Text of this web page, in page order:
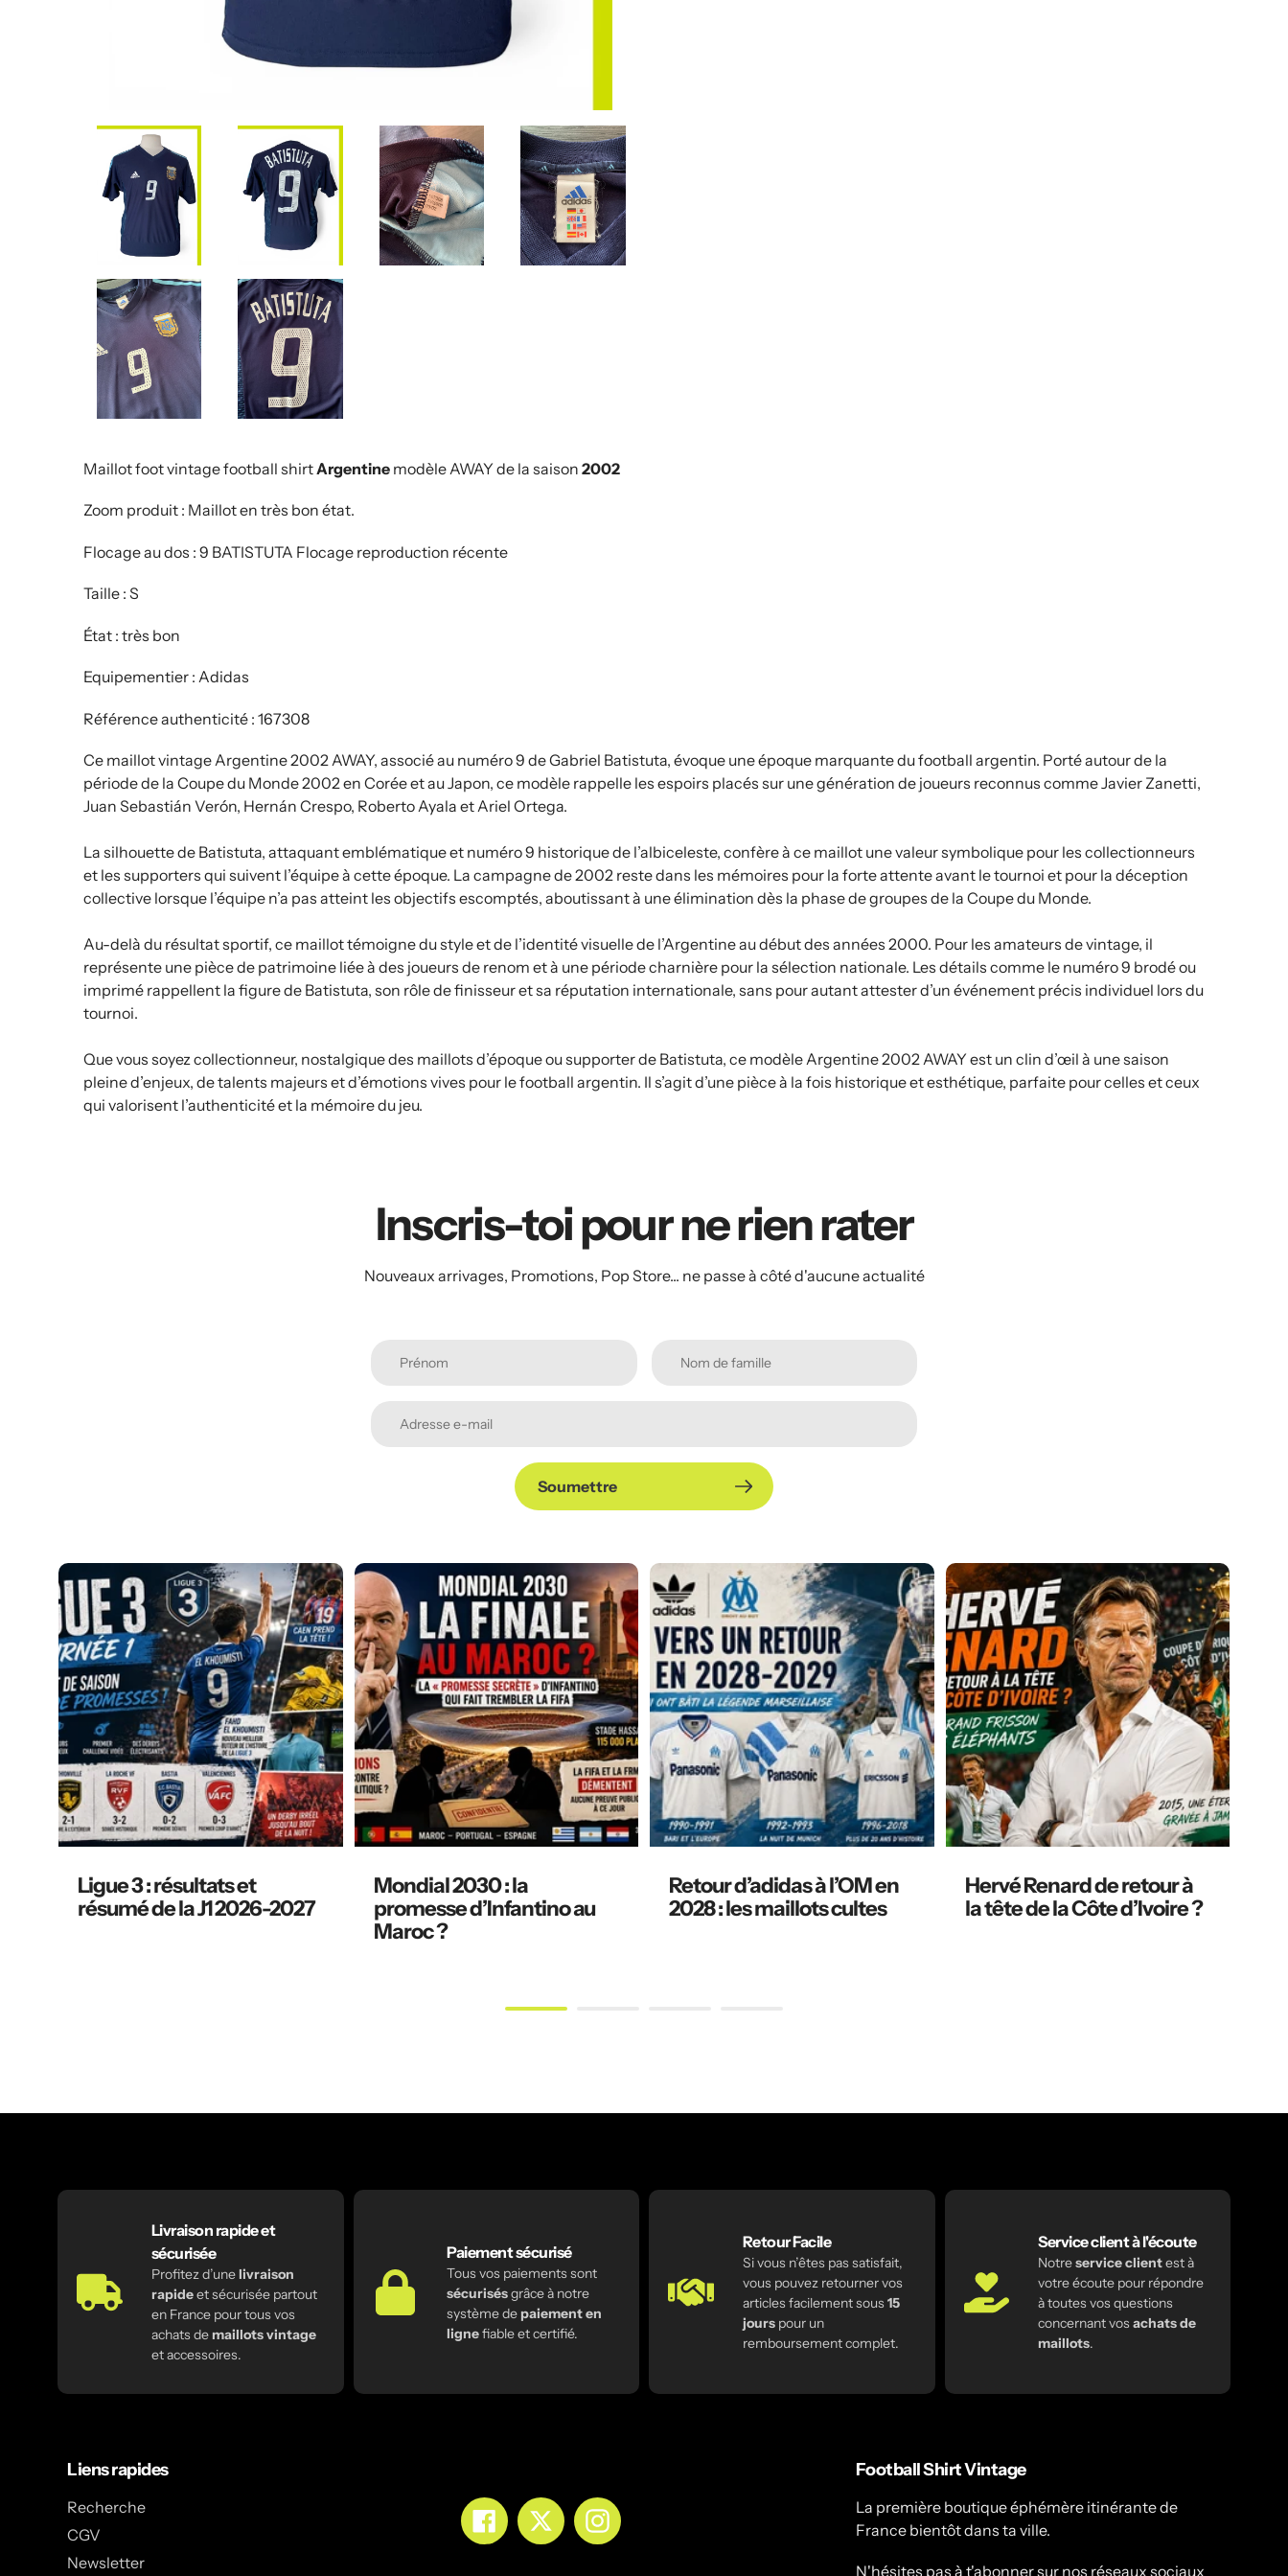
Maillot foot vintage football shirtArgentine modèle AWAY de la saison 2002
Zoom produit : Maillot en très bon état.
Flocage au dos : 9 BATISTUTA Flocage reproduction récente
Taille : S
État : très bon
Equipementier : Adidas
Référence authenticité : 167308
Ce maillot vintage Argentine 2002 AWAY, associé au numéro 9 de Gabriel Batistuta, évoque une époque marquante du football argentin. Porté autour de la
période de la Coupe du Monde 2002 en Corée et au Japon, ce modèle rappelle les espoirs placés sur une génération de joueurs reconnus comme Javier Zanetti,
Juan Sebastián Verón, Hernán Crespo, Roberto Ayala et Ariel Ortega.
La silhouette de Batistuta, attaquant emblématique et numéro 9 historique de l’albiceleste, confère à ce maillot une valeur symbolique pour les collectionneurs
et les supporters qui suivent l’équipe à cette époque. La campagne de 2002 reste dans les mémoires pour la forte attente avant le tournoi et pour la déception
collective lorsque l’équipe n’a pas atteint les objectifs escomptés, aboutissant à une élimination dès la phase de groupes de la Coupe du Monde.
Au-delà du résultat sportif, ce maillot témoigne du style et de l’identité visuelle de l’Argentine au début des années 2000. Pour les amateurs de vintage, il
représente une pièce de patrimoine liée à des joueurs de renom et à une période charnière pour la sélection nationale. Les détails comme le numéro 9 brodé ou
imprimé rappellent la figure de Batistuta, son rôle de finisseur et sa réputation internationale, sans pour autant attester d’un événement précis individuel lors du
tournoi.
Que vous soyez collectionneur, nostalgique des maillots d’époque ou supporter de Batistuta, ce modèle Argentine 2002 AWAY est un clin d’œil à une saison
pleine d’enjeux, de talents majeurs et d’émotions vives pour le football argentin. Il s’agit d’une pièce à la fois historique et esthétique, parfaite pour celles et ceux
qui valorisent l’authenticité et la mémoire du jeu.
Inscris-toi pour ne rien rater
Nouveaux arrivages, Promotions, Pop Store... ne passe à côté d'aucune actualité
Soumettre
Ligue 3 : résultats et
résumé de la J1 2026-2027
Mondial 2030 : la
promesse d’Infantino au
Maroc ?
Retour d’adidas à l’OM en
2028 : les maillots cultes
Hervé Renard de retour à
la tête de la Côte d’Ivoire ?
Livraison rapide et
sécurisée
Profitez d’unelivraison
rapideet sécurisée partout
en France pour tous vos
achats demaillots vintage
et accessoires.
Paiement sécurisé
Tous vos paiements sont
sécurisésgrâce à notre
système depaiement en
lignefiable et certifié.
Retour Facile
Si vous n’êtes pas satisfait,
vous pouvez retourner vos
articles facilement sous15
jourspour un
remboursement complet.
Service client à l'écoute
Notreservice clientest à
votre écoute pour répondre
à toutes vos questions
concernant vosachats de
maillots.
Liens rapides
Recherche
CGV
Newsletter
FacebookTwitterInstagram
Football Shirt Vintage
La première boutique éphémère itinérante de
France bientôt dans ta ville.
N'hésites pas à t'abonner sur nos réseaux sociaux